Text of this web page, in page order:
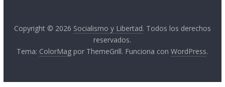
Copyright © 2026 Socialismo y Libertad. Todos los derechos
reservados.
Tema: ColorMag por ThemeGrill. Funciona conWordPress.